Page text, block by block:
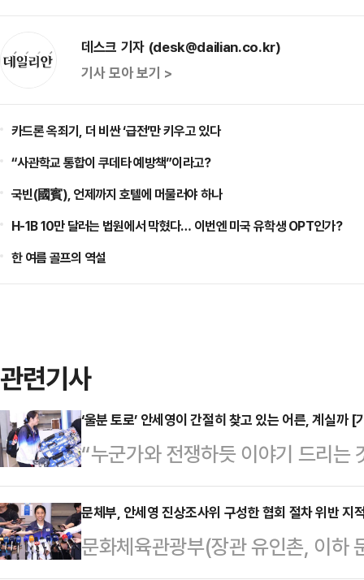
데스크 기자 (desk@dailian.co.kr)
기사 모아 보기 >
카드론 옥죄기, 더 비싼 ‘급전’만 키우고 있다
“사관학교 통합이 쿠데타 예방책”이라고?
국빈(國賓), 언제까지 호텔에 머물러야 하나
H-1B 10만 달러는 법원에서 막혔다… 이번엔 미국 유학생 OPT인가?
한 여름 골프의 역설
관련기사
‘울분 토로’ 안세영이 간절히 찾고 있는 어른, 계실까
“누군가와 전쟁하듯 이야기 드리는
임을 이해해주시기 바란다. 제가 하
고 해결해주시는 어른이 계시기를
여자 단식 결승전에서 금메달을 획
문체부, 안세영 진상조사위 구성한 협회 절차 위반 지
문화체육관광부(장관 유인촌, 이하